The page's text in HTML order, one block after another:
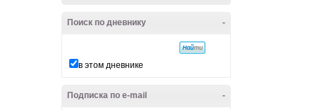
-
Поиск по дневнику
в этом дневнике
-
Подписка по e-mail